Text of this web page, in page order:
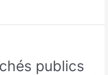
publics